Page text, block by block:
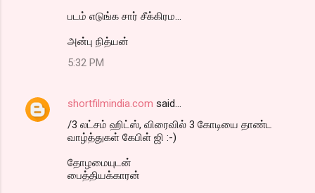
படம் எடுங்க சார் சீக்கிரம...
அன்பு நித்யன்
5:32 PM
shortfilmindia.com said…
/3 லட்சம் ஹிட்ஸ், விரைவில் 3 கோடியை தாண்ட
வாழ்த்துகள் கேபிள் ஜி :-)
தோழமையுடன்
பைத்தியக்காரன்